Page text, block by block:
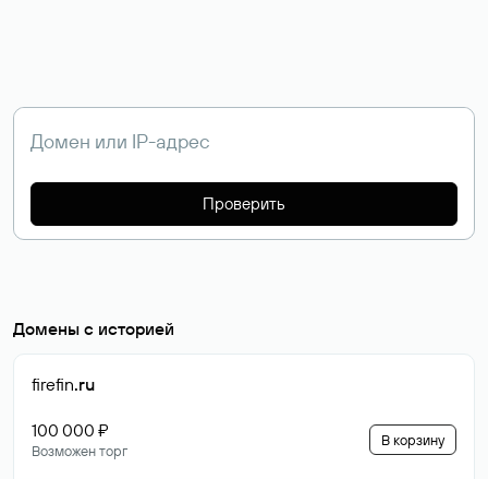
Проверить
Домены с историей
firefin.ru
100 000 ₽
Возможен торг
В корзину